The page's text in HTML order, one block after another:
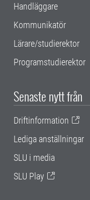
Handläggare
Kommunikatör
Lärare/studierektor
Programstudierektor
Senaste nytt från
Driftinformation
Lediga anställningar
SLU i media
SLU Play